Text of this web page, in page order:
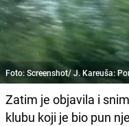
Foto: Screenshot/ J. Kareuša:
Zatim je objavila i
klubu koji je bio pun